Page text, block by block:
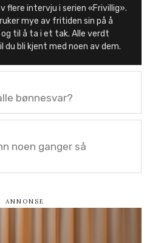
flere intervju i serien «Frivillig».
mye av fritiden sin på å
til å ta i et tak. Alle verdt
du bli kjent med noen av dem.
bønnesvar?
noen ganger så